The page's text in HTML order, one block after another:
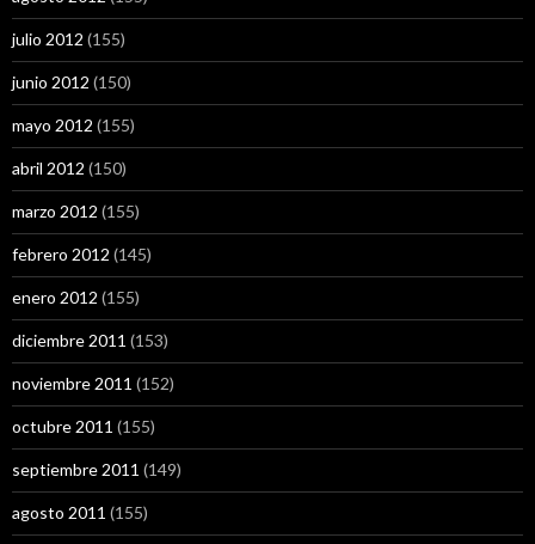
julio 2012 (155)
junio 2012 (150)
mayo 2012 (155)
abril 2012 (150)
marzo 2012 (155)
febrero 2012 (145)
enero 2012 (155)
diciembre 2011 (153)
noviembre 2011 (152)
octubre 2011 (155)
septiembre 2011 (149)
agosto 2011 (155)